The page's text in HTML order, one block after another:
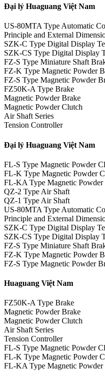
Đại lý Huaguang Việt Nam
US-80MTA Type Automatic
Principle and External
SZK-C Type Digital Display
SZK-CS Type Digital Display
FZ-S Type Miniature Shaft
FZ-K Type Magnetic Powder
FZ-S Type Magnetic Powder
FZ50K-A Type Brake
Magnetic Powder Brake
Magnetic Powder Clutch
Air Shaft Series
Tension Controller
Đại lý Huaguang Việt Nam
FL-S Type Magnetic Powder
FL-K Type Magnetic Powder
FL-KA Type Magnetic Powder
QZ-2 Type Air Shaft
QZ-1 Type Air Shaft
US-80MTA Type Automatic
Principle and External
SZK-C Type Digital Display
SZK-CS Type Digital Display
FZ-S Type Miniature Shaft
FZ-K Type Magnetic Powder
FZ-S Type Magnetic Powder
Huaguang Việt Nam
FZ50K-A Type Brake
Magnetic Powder Brake
Magnetic Powder Clutch
Air Shaft Series
Tension Controller
FL-S Type Magnetic Powder
FL-K Type Magnetic Powder
FL-KA Type Magnetic Powder